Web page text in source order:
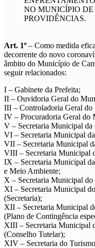
NO MUNICÍPIO
PROVIDÊNCIAS.
Art. 1º – Como medida
decorrente do novo
âmbito do Município de
seguir relacionados:
I – Gabinete da Prefeita;
II – Ouvidoria Geral do
III – Controladoria Geral
IV – Procuradoria Geral do
V – Secretaria Municipal da
VI – Secretaria Municipal
VII – Secretaria Municipal
VIII – Secretaria Municipal
IX – Secretaria Municipal
e Meio Ambiente;
X – Secretaria Municipal do
XI – Secretaria Municipal
(Secretaria);
XII – Secretaria Municipal
(Plano de Contingência
XIII – Secretaria Municipal
(Conselho Tutelar);
XIV – Secretaria do